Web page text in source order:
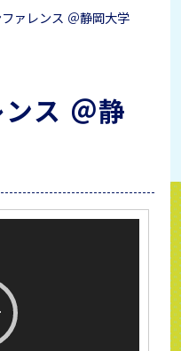
ァレンス ＠静岡大学
ス ＠静